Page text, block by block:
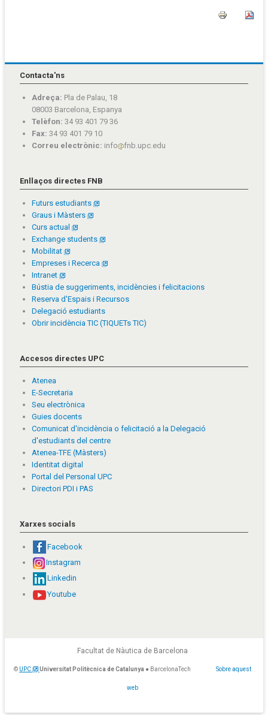
Contacta'ns
Adreça: Pla de Palau, 18
08003 Barcelona, Espanya
Telèfon: 34 93 401 79 36
Fax: 34 93 401 79 10
Correu electrònic: info fnb.upc.edu
Enllaços directes FNB
Futurs estudiants
Graus i Màsters
Curs actual
Exchange students
Mobilitat
Empreses i Recerca
Intranet
Bústia de suggeriments, incidències i felicitacions
Reserva d'Espais i Recursos
Delegació estudiants
Obrir incidència TIC (TIQUETs TIC)
Accesos directes UPC
Atenea
E-Secretaria
Seu electrònica
Guies docents
Comunicat d'incidència o felicitació a la Delegació
d'estudiants del centre
Atenea-TFE (Màsters)
Identitat digital
Portal del Personal UPC
Directori PDI i PAS
Xarxes socials
Facebook
Instagram
Linkedin
Youtube
Facultat de Nàutica de Barcelona
© UPC Universitat Politècnica de Catalunya ● BarcelonaTech Sobre aquest
web